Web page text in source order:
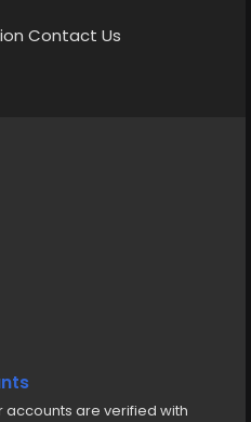
Contact Us
4958
us Our accounts are
address, Utility bill,
SSN
accounts are verified with